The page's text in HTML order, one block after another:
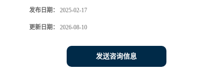
发布日期： 2025-02-17
更新日期： 2026-08-10
发送咨询信息